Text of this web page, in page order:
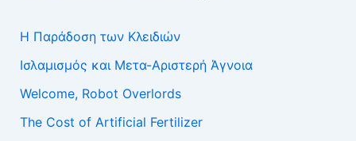
Η Παράδοση των Κλειδιών
Ισλαμισμός και Μετα-Αριστερή Άγνοια
Welcome, Robot Overlords
The Cost of Artificial Fertilizer